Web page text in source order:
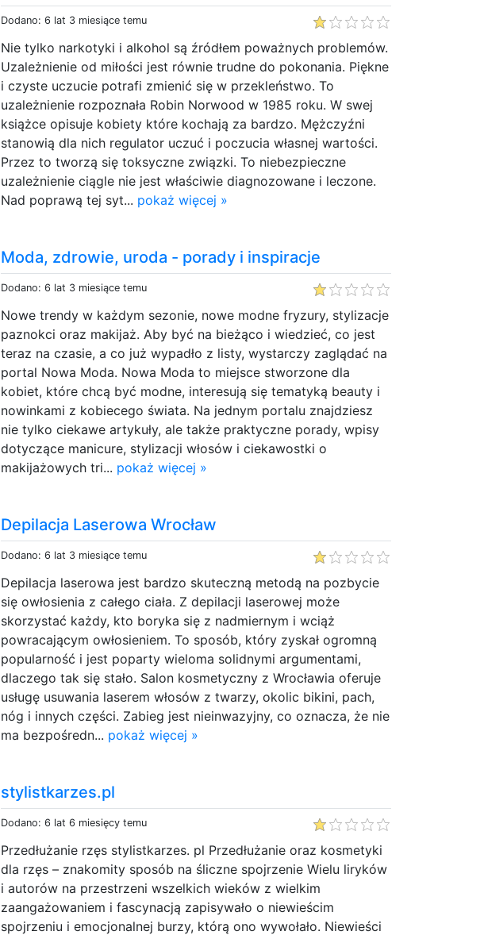
Dodano: 6 lat 3 miesiące temu
Nie tylko narkotyki i alkohol są źródłem poważnych problemów.
Uzależnienie od miłości jest równie trudne do pokonania. Piękne
i czyste uczucie potrafi zmienić się w przekleństwo. To
uzależnienie rozpoznała Robin Norwood w 1985 roku. W swej
książce opisuje kobiety które kochają za bardzo. Mężczyźni
stanowią dla nich regulator uczuć i poczucia własnej wartości.
Przez to tworzą się toksyczne związki. To niebezpieczne
uzależnienie ciągle nie jest właściwie diagnozowane i leczone.
Nad poprawą tej syt... pokaż więcej »
Moda, zdrowie, uroda - porady i inspiracje
Dodano: 6 lat 3 miesiące temu
Nowe trendy w każdym sezonie, nowe modne fryzury, stylizacje
paznokci oraz makijaż. Aby być na bieżąco i wiedzieć, co jest
teraz na czasie, a co już wypadło z listy, wystarczy zaglądać na
portal Nowa Moda. Nowa Moda to miejsce stworzone dla
kobiet, które chcą być modne, interesują się tematyką beauty i
nowinkami z kobiecego świata. Na jednym portalu znajdziesz
nie tylko ciekawe artykuły, ale także praktyczne porady, wpisy
dotyczące manicure, stylizacji włosów i ciekawostki o
makijażowych tri... pokaż więcej »
Depilacja Laserowa Wrocław
Dodano: 6 lat 3 miesiące temu
Depilacja laserowa jest bardzo skuteczną metodą na pozbycie
się owłosienia z całego ciała. Z depilacji laserowej może
skorzystać każdy, kto boryka się z nadmiernym i wciąż
powracającym owłosieniem. To sposób, który zyskał ogromną
popularność i jest poparty wieloma solidnymi argumentami,
dlaczego tak się stało. Salon kosmetyczny z Wrocławia oferuje
usługę usuwania laserem włosów z twarzy, okolic bikini, pach,
nóg i innych części. Zabieg jest nieinwazyjny, co oznacza, że nie
ma bezpośredn... pokaż więcej »
stylistkarzes.pl
Dodano: 6 lat 6 miesięcy temu
Przedłużanie rzęs stylistkarzes. pl Przedłużanie oraz kosmetyki
dla rzęs – znakomity sposób na śliczne spojrzenie Wielu liryków
i autorów na przestrzeni wszelkich wieków z wielkim
zaangażowaniem i fascynacją zapisywało o niewieścim
spojrzeniu i emocjonalnej burzy, którą ono wywołało. Niewieści